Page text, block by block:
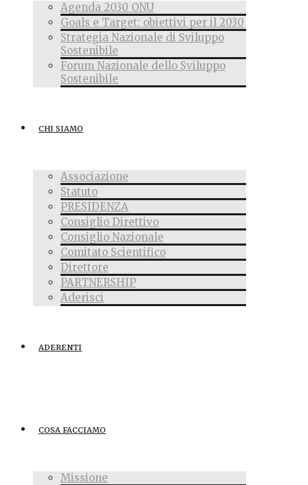
Agenda 2030 ONU
Goals e Target: obiettivi per il 2030
Strategia Nazionale di Sviluppo
Sostenibile
Forum Nazionale dello Sviluppo
Sostenibile
CHI SIAMO
Associazione
Statuto
PRESIDENZA
Consiglio Direttivo
Consiglio Nazionale
Comitato Scientifico
Direttore
PARTNERSHIP
Aderisci
ADERENTI
COSA FACCIAMO
Missione